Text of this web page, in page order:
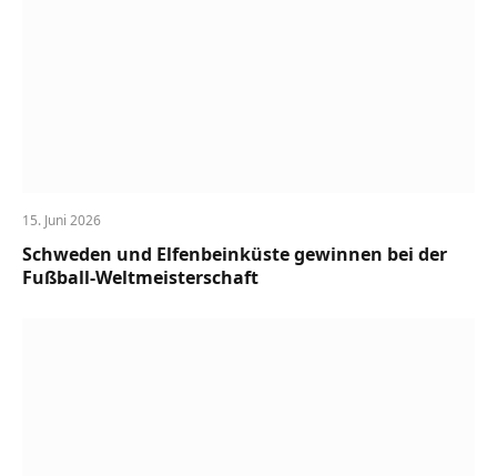
15. Juni 2026
Schweden und Elfenbeinküste gewinnen bei der
Fußball-Weltmeisterschaft